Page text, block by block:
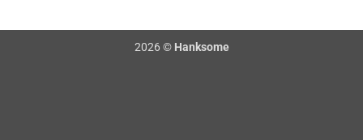
2026 © Hanksome